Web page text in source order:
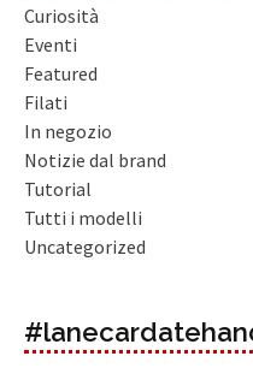
Curiosità
Eventi
Featured
Filati
In negozio
Notizie dal brand
Tutorial
Tutti i modelli
Uncategorized